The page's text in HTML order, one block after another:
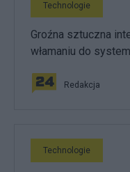
Technologie
Groźna sztuczna
włamaniu do
Redakcja
Technologie